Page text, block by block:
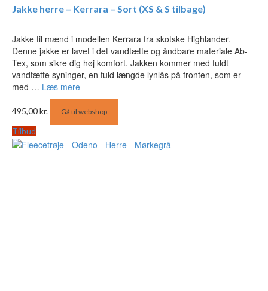
Jakke herre – Kerrara – Sort (XS & S tilbage)
Jakke til mænd i modellen Kerrara fra skotske Highlander.
Denne jakke er lavet i det vandtætte og åndbare materiale Ab-
Tex, som sikre dig høj komfort. Jakken kommer med fuldt
vandtætte syninger, en fuld længde lynlås på fronten, som er
med … Læs mere
495,00kr. Gå til webshop
Tilbud